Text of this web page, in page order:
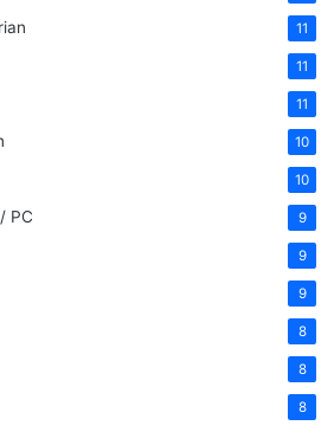
11
11
11
10
10
PC 9
9
9
8
8
8